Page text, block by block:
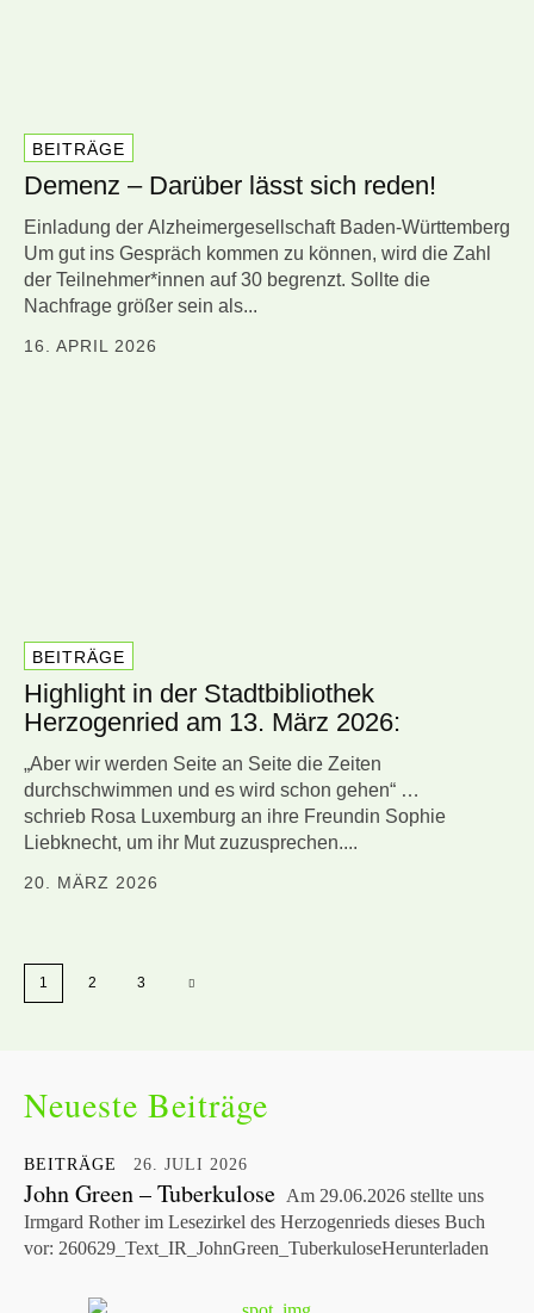
BEITRÄGE
Demenz – Darüber lässt sich reden!
Einladung der Alzheimergesellschaft Baden-Württemberg
Um gut ins Gespräch kommen zu können, wird die Zahl
der Teilnehmer*innen auf 30 begrenzt. Sollte die
Nachfrage größer sein als...
16. APRIL 2026
BEITRÄGE
Highlight in der Stadtbibliothek
Herzogenried am 13. März 2026:
„Aber wir werden Seite an Seite die Zeiten
durchschwimmen und es wird schon gehen“ …
schrieb Rosa Luxemburg an ihre Freundin Sophie
Liebknecht, um ihr Mut zuzusprechen....
20. MÄRZ 2026
1 2 3
Neueste Beiträge
BEITRÄGE 26. JULI 2026
John Green – Tuberkulose Am 29.06.2026 stellte uns
Irmgard Rother im Lesezirkel des Herzogenrieds dieses Buch
vor: 260629_Text_IR_JohnGreen_TuberkuloseHerunterladen